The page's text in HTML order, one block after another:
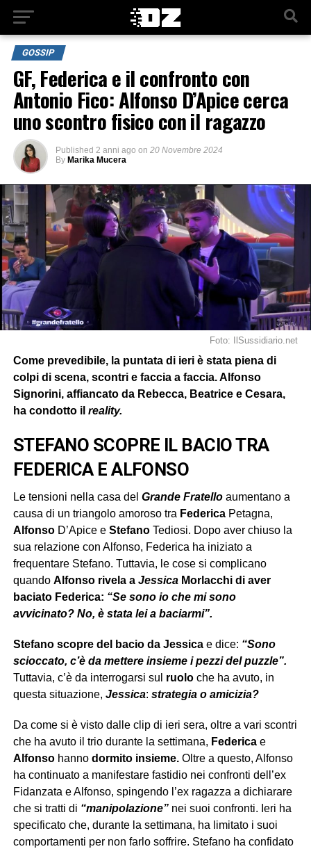
GOSSIP
GF, Federica e il confronto con
Antonio Fico: Alfonso D’Apice cerca
uno scontro fisico con il ragazzo
Published 2 anni ago on 20 Novembre 2024
By Marika Mucera
Foto: IlSussidiario.net
Come prevedibile, la puntata di ieri è stata piena di
colpi di scena, scontri e faccia a faccia. Alfonso
Signorini, affiancato da Rebecca, Beatrice e Cesara,
ha condotto il reality.
STEFANO SCOPRE IL BACIO TRA
FEDERICA E ALFONSO
Le tensioni nella casa del Grande Fratelloaumentano a
causa di un triangolo amoroso tra FedericaPetagna,
AlfonsoD’Apice e StefanoTediosi. Dopo aver chiuso la
sua relazione con Alfonso, Federica ha iniziato a
frequentare Stefano. Tuttavia, le cose si complicano
quando Alfonso rivela a JessicaMorlacchi di aver
baciato Federica: “Se sono io che mi sono
avvicinato? No, è stata lei a baciarmi”.
Stefano scopre del bacio da Jessicae dice: “Sono
scioccato, c’è da mettere insieme i pezzi del puzzle”.
Tuttavia, c’è da interrogarsi sul ruoloche ha avuto, in
questa situazione, Jessica: strategia o amicizia?
Da come si è visto dalle clip di ieri sera, oltre a vari scontri
che ha avuto il trio durante la settimana, Federicae
Alfonsohanno dormito insieme.Oltre a questo, Alfonso
ha continuato a manifestare fastidio nei confronti dell’ex
Fidanzata e Alfonso, spingendo l’ex ragazza a dichiarare
che si tratti di “manipolazione” nei suoi confronti. Ieri ha
specificato che, durante la settimana, ha limitato i suoi
comportamenti per non farlo soffrire. Stefano ha confidato